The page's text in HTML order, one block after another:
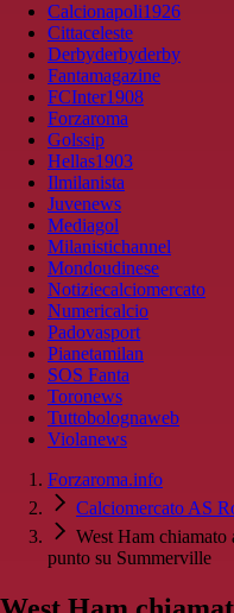
Calcionapoli1926
Cittaceleste
Derbyderbyderby
Fantamagazine
FCInter1908
Forzaroma
Golssip
Hellas1903
Ilmilanista
Juvenews
Mediagol
Milanistichannel
Mondoudinese
Notiziecalciomercato
Numericalcio
Padovasport
Pianetamilan
SOS Fanta
Toronews
Tuttobolognaweb
Violanews
Forzaroma.info
Calciomercato AS
West Ham
punto su Summerville